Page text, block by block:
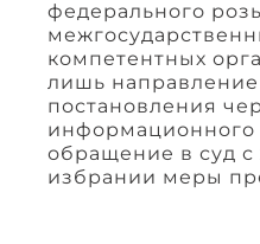
федерального
компетентных
лишь
постановления
информационного
обращение в суд с
избрании меры